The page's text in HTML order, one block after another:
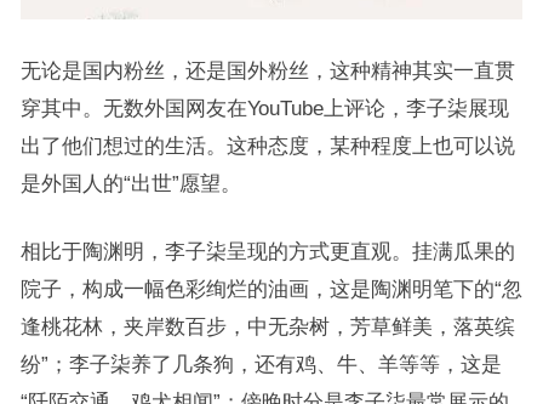
无论是国内粉丝，还是国外粉丝，这种精神其实一直贯
穿其中。无数外国网友在YouTube上评论，李子柒展现
出了他们想过的生活。这种态度，某种程度上也可以说
是外国人的“出世”愿望。
相比于陶渊明，李子柒呈现的方式更直观。挂满瓜果的
院子，构成一幅色彩绚烂的油画，这是陶渊明笔下的“忽
逢桃花林，夹岸数百步，中无杂树，芳草鲜美，落英缤
纷”；李子柒养了几条狗，还有鸡、牛、羊等等，这是